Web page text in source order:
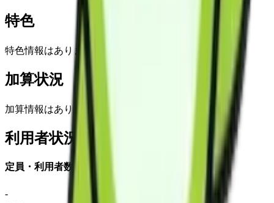
特色
特色情報はありません
加算状況
加算情報はありません
利用者状況
定員・利用者数
-